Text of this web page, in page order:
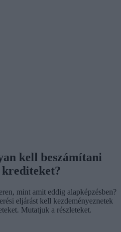
kell beszámítani
mint amit eddig alapképzésben?
eljárást kell kezdeményeznetek
Mutatjuk a részleteket.